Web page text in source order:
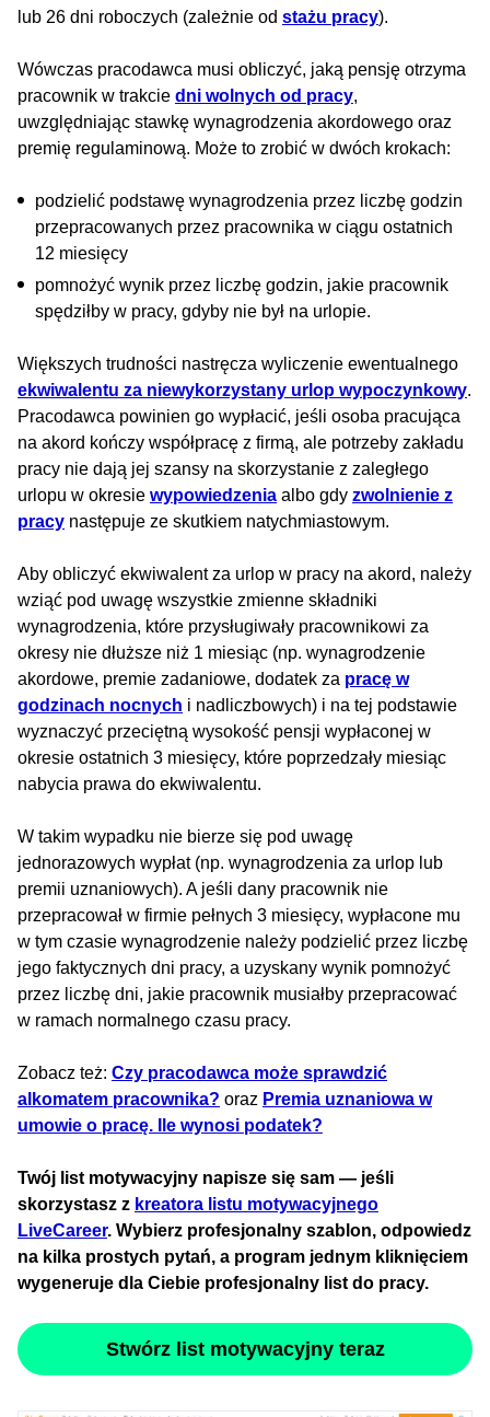
lub 26 dni roboczych (zależnie od stażu pracy).
Wówczas pracodawca musi obliczyć, jaką pensję otrzyma
pracownik w trakcie dni wolnych od pracy,
uwzględniając stawkę wynagrodzenia akordowego oraz
premię regulaminową. Może to zrobić w dwóch krokach:
podzielić podstawę wynagrodzenia przez liczbę godzin
przepracowanych przez pracownika w ciągu ostatnich
12 miesięcy
pomnożyć wynik przez liczbę godzin, jakie pracownik
spędziłby w pracy, gdyby nie był na urlopie.
Większych trudności nastręcza wyliczenie ewentualnego
ekwiwalentu za niewykorzystany urlop wypoczynkowy.
Pracodawca powinien go wypłacić, jeśli osoba pracująca
na akord kończy współpracę z firmą, ale potrzeby zakładu
pracy nie dają jej szansy na skorzystanie z zaległego
urlopu w okresie wypowiedzenia albo gdy zwolnienie z
pracy następuje ze skutkiem natychmiastowym.
Aby obliczyć ekwiwalent za urlop w pracy na akord, należy
wziąć pod uwagę wszystkie zmienne składniki
wynagrodzenia, które przysługiwały pracownikowi za
okresy nie dłuższe niż 1 miesiąc (np. wynagrodzenie
akordowe, premie zadaniowe, dodatek za pracę w
godzinach nocnych i nadliczbowych) i na tej podstawie
wyznaczyć przeciętną wysokość pensji wypłaconej w
okresie ostatnich 3 miesięcy, które poprzedzały miesiąc
nabycia prawa do ekwiwalentu.
W takim wypadku nie bierze się pod uwagę
jednorazowych wypłat (np. wynagrodzenia za urlop lub
premii uznaniowych). A jeśli dany pracownik nie
przepracował w firmie pełnych 3 miesięcy, wypłacone mu
w tym czasie wynagrodzenie należy podzielić przez liczbę
jego faktycznych dni pracy, a uzyskany wynik pomnożyć
przez liczbę dni, jakie pracownik musiałby przepracować
w ramach normalnego czasu pracy.
Zobacz też: Czy pracodawca może sprawdzić
alkomatem pracownika? oraz Premia uznaniowa w
umowie o pracę. Ile wynosi podatek?
Twój list motywacyjny napisze się sam — jeśli
skorzystasz z kreatora listu motywacyjnego
LiveCareer. Wybierz profesjonalny szablon, odpowiedz
na kilka prostych pytań, a program jednym kliknięciem
wygeneruje dla Ciebie profesjonalny list do pracy.
Stwórz list motywacyjny teraz